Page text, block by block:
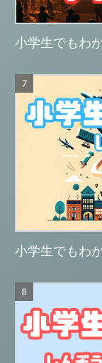
小学生でもわ
小学生でもわ